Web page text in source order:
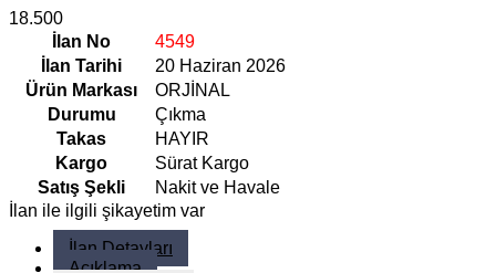
18.500
İlan No
4549
İlan Tarihi
20 Haziran 2026
Ürün Markası
ORJİNAL
Durumu
Çıkma
Takas
HAYIR
Kargo
Sürat Kargo
Satış Şekli
Nakit ve Havale
İlan ile ilgili şikayetim var
İlan Detayları
Açıklama